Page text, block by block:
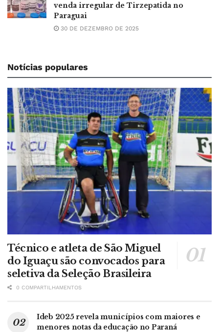
venda irregular de Tirzepatida no
Paraguai
30 DE DEZEMBRO DE 2025
Notícias populares
Técnico e atleta de São Miguel
do Iguaçu são convocados para
seletiva da Seleção Brasileira
0 COMPARTILHAMENTOS
Ideb 2025 revela municípios com maiores e
menores notas da educação no Paraná